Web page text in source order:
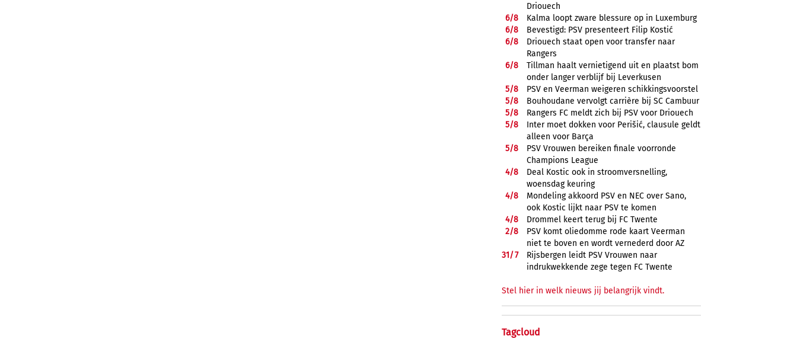
Driouech
6/8
Kalma loopt zware blessure op in Luxemburg
6/8
Bevestigd: PSV presenteert Filip Kostić
6/8
Driouech staat open voor transfer naar
Rangers
6/8
Tillman haalt vernietigend uit en plaatst bom
onder langer verblijf bij Leverkusen
5/8
PSV en Veerman weigeren schikkingsvoorstel
5/8
Bouhoudane vervolgt carrière bij SC Cambuur
5/8
Rangers FC meldt zich bij PSV voor Driouech
5/8
Inter moet dokken voor Perišić, clausule geldt
alleen voor Barça
5/8
PSV Vrouwen bereiken finale voorronde
Champions League
4/8
Deal Kostic ook in stroomversnelling,
woensdag keuring
4/8
Mondeling akkoord PSV en NEC over Sano,
ook Kostic lijkt naar PSV te komen
4/8
Drommel keert terug bij FC Twente
2/8
PSV komt oliedomme rode kaart Veerman
niet te boven en wordt vernederd door AZ
31/7
Rijsbergen leidt PSV Vrouwen naar
indrukwekkende zege tegen FC Twente
Stel hier in welk nieuws jij belangrijk vindt.
Tagcloud